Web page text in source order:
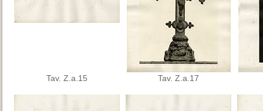
Tav. Z.a.15 Tav. Z.a.17